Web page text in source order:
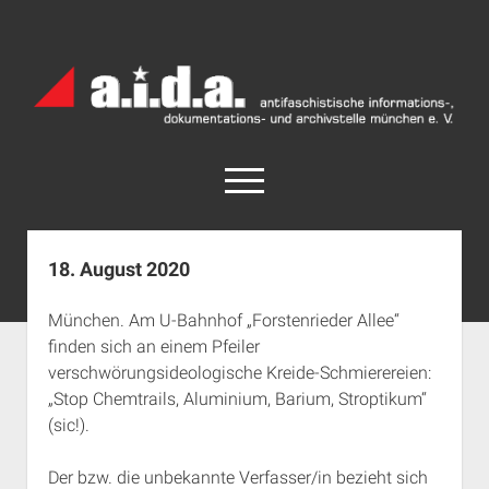
Archiv
München
open
menu
facebook
rss info@aida-archiv.de
Aktuelles
Termine
open
dropdown
menu
Antifaschistische Termine im Süden
Rechte Termine im Süden
Chronologie
menu
a.i.d.a. e. V. unterstützen
Impressum
18. August 2020
München. Am U-Bahnhof „Forstenrieder Allee“
finden sich an einem Pfeiler
verschwörungsideologische Kreide-Schmierereien:
„Stop Chemtrails, Aluminium, Barium, Stroptikum“
(sic!).
Der bzw. die unbekannte Verfasser/in bezieht sich